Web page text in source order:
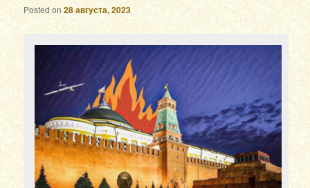
Posted on28 августа, 2023